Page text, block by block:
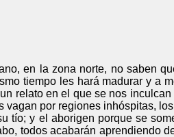
en la zona norte, no saben
tiempo les hará madurar y a
relato en el que se nos
por regiones inhóspitas,
tío; y el aborigen porque se
todos acabarán aprendiendo